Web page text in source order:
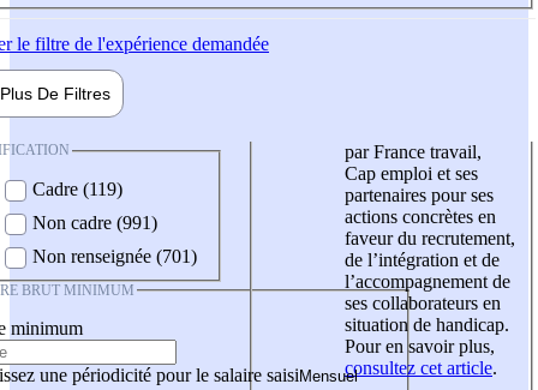
le filtre de l'expérience demandée
Plus De Filtres
Cadre (119)
Non cadre (991)
Non renseignée (701)
BRUT MINIMUM
minimum
une périodicité pour le salaire saisi
par France travail,
Cap emploi et ses
partenaires pour ses
actions concrètes en
faveur du recrutement,
de l’intégration et de
l’accompagnement de
ses collaborateurs en
situation de handicap.
Pour en savoir plus,
consultez cet article.